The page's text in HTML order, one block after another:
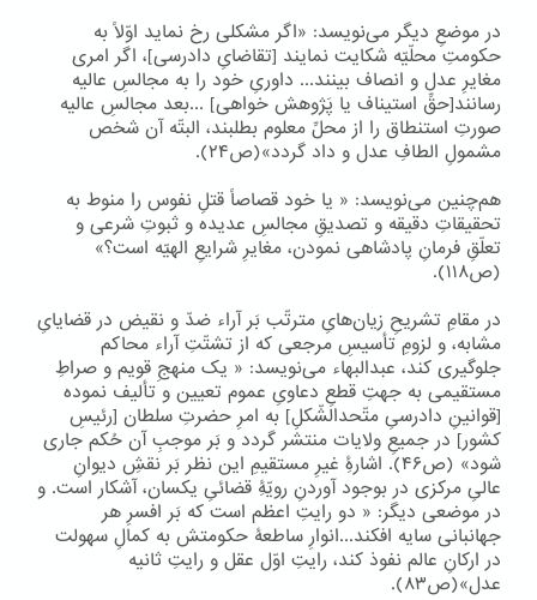
در موضعِ دیگر می‌نویسد: «اگر مشکلی رخ نماید اوّلاً به
حکومتِ محلّیّه شکایت نمایند [تقاضایِ دادرسی]، اگر امری
مغایرِ عدل و انصاف بینند... داوریِ خود را به مجالسِ عالیه
رسانند[حقِّ استیناف یا پَژوهش خواهی] ...بعد مجالسِ عالیه
صورتِ استنطاق را از محلِّ معلوم بطلبند، البتّه آن شخص
مشمولِ الطافِ عدل و داد گردد»(ص۲۴).
هم‌چنین می‌نویسد: « یا خود قصاصاً قتلِ نفوس را منوط به
تحقیقاتِ دقیقه و تصدیقِ مجالسِ عدیده و ثبوتِ شرعی و
تعلّقِ فرمانِ پادشاهی نمودن، مغایرِ شرایعِ الهیّه است؟»
(ص۱۱۸).
در مقامِ تشریحِ زیان‌هایِ مترتّب بَر آراء ضدّ و نقیض در قضایایِ
مشابه، و لزومِ تأسیسِ مرجعی که از تشتّتِ آراء محاکم
جلوگیری کند، عبدالبهاء می‌نویسد: « یک منهجِ قویم و صراطِ
مستقیمی به جهتِ قطعِ دعاویِ عموم تعیین و تألیف نموده
[قوانینِ دادرسیِ متّحدالشّکلِ] به امرِ حضرتِ سلطان [رئیسِ
کشور] در جمیعِ ولایات منتشر گردد و بَر موجبِ آن حُکم جاری
شود» (ص۴۶). اشارۀِ غیرِ مستقیمِ این نظر بَر نقشِ دیوانِ
عالیِ مرکزی در بوجود آوردنِ رویّۀِ قضائیِ یکسان، آشکار است. و
در موضعی دیگر: « دو رایتِ اعظم است که بَر افسرِ هر
جهانبانی سایه افکند...انوارِ ساطعۀ حکومتش به کمالِ سهولت
در ارکانِ عالم نفوذ کند، رایتِ اوّل عقل و رایتِ ثانیه
عدل»(ص۸۳).